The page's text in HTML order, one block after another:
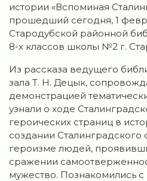
истории «Вспоминая
прошедший сегодня, 1
Стародубской районной
8-х классов школы №2 г.
Из рассказа ведущего
зала Т. Н. Децык,
демонстрацией
узнали о ходе
героических страниц в
создании
героизме людей,
сражении
мужество. Познакомились